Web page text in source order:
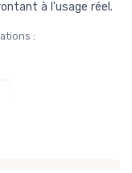
à l'usage réel.
: